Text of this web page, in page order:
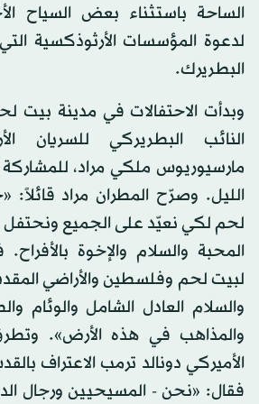
الساحة باستثناء بعض السياح
لدعوة المؤسسات الأرثوذكسية
البطريرك.
وبدأت الاحتفالات في مدينة بيت
النائب البطريركي للسريان
مارسيوريوس ملكي مراد،
الليل. وصرّح المطران مراد قائلاً:
لحم لكي نعيّد على الجميع ونحتفل
المحبة والسلام والإخوة
لبيت لحم وفلسطين والأراضي
والسلام العادل الشامل والوئام
والمذاهب في هذه الأرض».
الأميركي دونالد ترمب الاعتراف
فقال: «نحن - المسيحيين ورجال